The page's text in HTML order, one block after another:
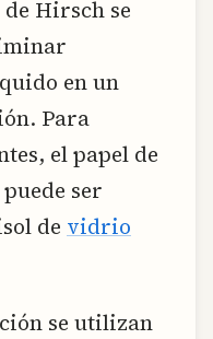
Hirsch se
en un
Para
el papel de
ser
de vidrio
se utilizan